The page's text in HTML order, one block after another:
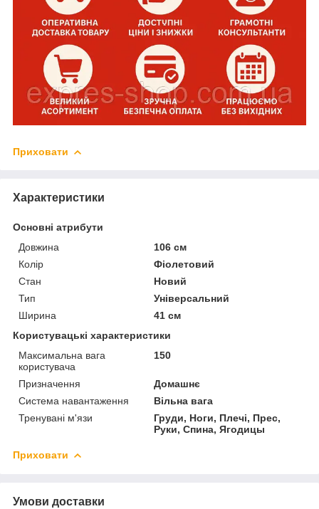
Приховати
Характеристики
Основні атрибути
Довжина
106 см
Колір
Фіолетовий
Стан
Новий
Тип
Універсальний
Ширина
41 см
Користувацькі характеристики
Максимальна вага
користувача
150
Призначення
Домашнє
Система навантаження
Вільна вага
Тренувані м'язи
Груди, Ноги, Плечі, Прес,
Руки, Спина, Ягодицы
Приховати
Умови доставки